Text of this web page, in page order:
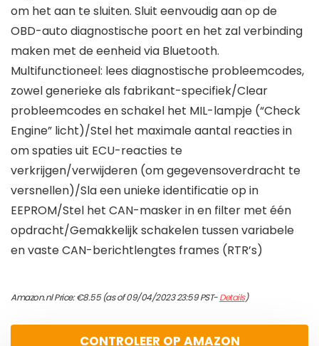
om het aan te sluiten. Sluit eenvoudig aan op de
OBD-auto diagnostische poort en het zal verbinding
maken met de eenheid via Bluetooth.
Multifunctioneel: lees diagnostische probleemcodes,
zowel generieke als fabrikant-specifiek/Clear
probleemcodes en schakel het MIL-lampje (“Check
Engine” licht)/Stel het maximale aantal reacties in
om spaties uit ECU-reacties te
verkrijgen/verwijderen (om gegevensoverdracht te
versnellen)/Sla een unieke identificatie op in
EEPROM/Stel het CAN-masker in en filter met één
opdracht/Gemakkelijk schakelen tussen variabele
en vaste CAN-berichtlengtes frames (RTR’s)
Amazon.nl Price:€8.55(as of 09/04/2023 23:59 PST-Details)
CONTROLEER OP AMAZON